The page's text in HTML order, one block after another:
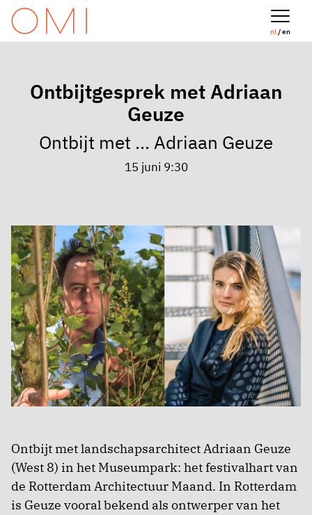
nl/ en
Ontbijtgesprek met Adriaan
Geuze
Ontbijt met ... Adriaan Geuze
15 juni 9:30
Ontbijt met landschapsarchitect Adriaan Geuze
(West 8) in het Museumpark: het festivalhart van
de Rotterdam Architectuur Maand. In Rotterdam
is Geuze vooral bekend als ontwerper van het